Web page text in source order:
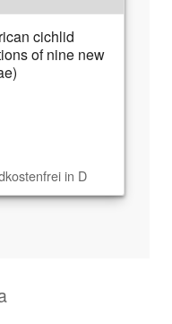
cichlid
of nine new
in D